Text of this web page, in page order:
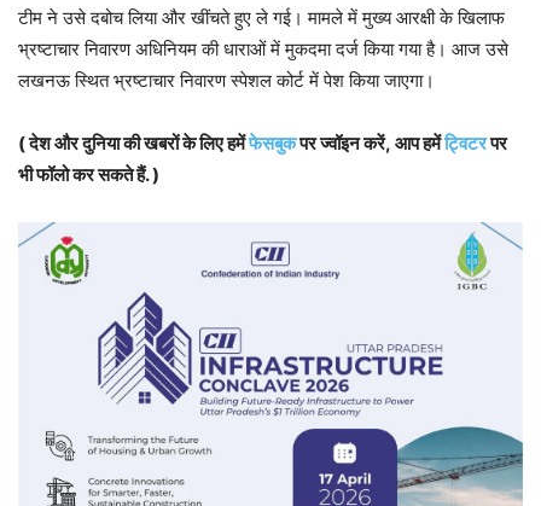
टीम ने उसे दबोच लिया और खींचते हुए ले गई। मामले में मुख्य आरक्षी के खिलाफ
भ्रष्टाचार निवारण अधिनियम की धाराओं में मुकदमा दर्ज किया गया है। आज उसे
लखनऊ स्थित भ्रष्टाचार निवारण स्पेशल कोर्ट में पेश किया जाएगा।
( देश और दुनिया की खबरों के लिए हमेंफेसबुकपर ज्वॉइन करें, आप हमेंट्विटरपर
भी फॉलो कर सकते हैं. )